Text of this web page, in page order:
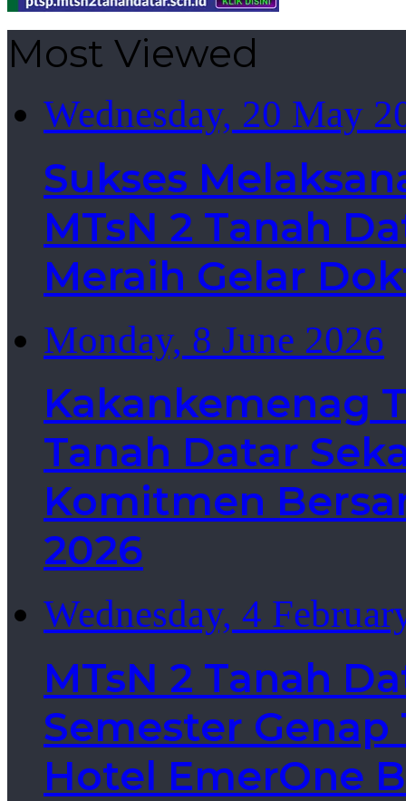
Most Viewed
Wednesday, 20 May
Sukses
MTsN 2 Tanah
Meraih Gelar
Monday, 8 June 2026
Kakankemenag
Tanah Datar
Komitmen
2026
Wednesday, 4
MTsN 2 Tanah
Semester Genap
Hotel EmerOne